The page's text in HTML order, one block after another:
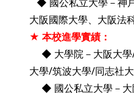
大阪國際大學、大阪法
★ 本校進學實績：
◆ 大學院－大阪大學
大學/筑波大學/同志社
◆ 國公私立大學－大